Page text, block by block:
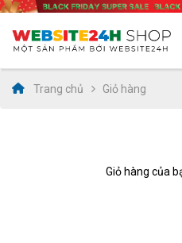
Trang chủ Giỏ hàng
Giỏ hàng của